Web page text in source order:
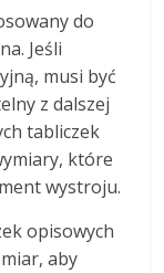
do
Jeśli
musi być
z dalszej
tabliczek
które
wystroju.
opisowych
aby